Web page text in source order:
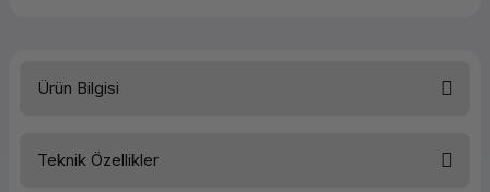
Ürün Bilgisi
Teknik Özellikler